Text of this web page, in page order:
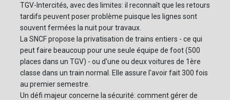
TGV-Intercités, avec des limites: il reconnaît que les retours
tardifs peuvent poser problème puisque les lignes sont
souvent fermées la nuit pour travaux.
La SNCF propose la privatisation de trains entiers - ce qui
peut faire beaucoup pour une seule équipe de foot (500
places dans un TGV) - ou d'une ou deux voitures de 1ère
classe dans un train normal. Elle assure l'avoir fait 300 fois
au premier semestre.
Un défi majeur concerne la sécurité: comment gérer de